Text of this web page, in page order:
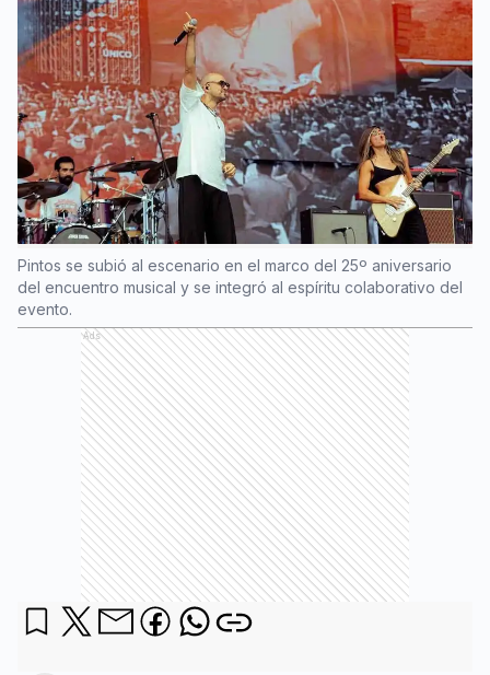
Pintos se subió al escenario en el marco del 25º aniversario
del encuentro musical y se integró al espíritu colaborativo del
evento.
Ads